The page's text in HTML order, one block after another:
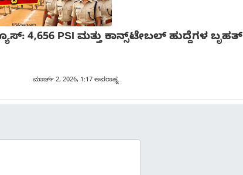
4,656 PSI ಮತ್ತು ಕಾನ್ಸ್‌ಟೇಬಲ್ ಹುದ್ದೆಗಳ ಬೃಹತ್
ಮಾರ್ಚ್ 2, 2026, 1:17 ಅಪರಾಹ್ನ